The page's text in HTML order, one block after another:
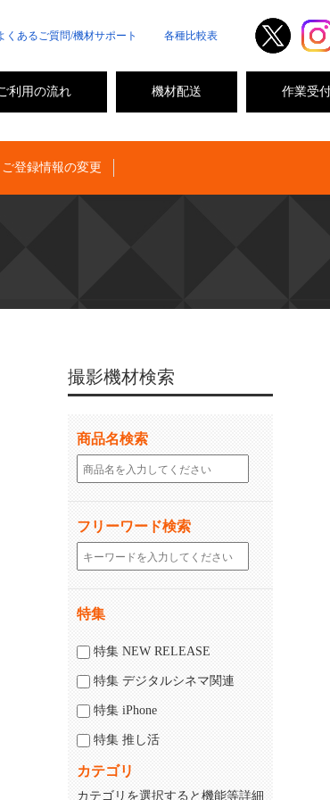
くあるご質問/機材サポート 各種比較表
作業受
機材配送
利用の流れ
ご登録情報の変更
撮影機材検索
商品名検索
フリーワード検索
特集
特集 NEW RELEASE
特集 デジタルシネマ関連
特集 iPhone
特集 推し活
カテゴリ
カテゴリを選択すると機能等詳細